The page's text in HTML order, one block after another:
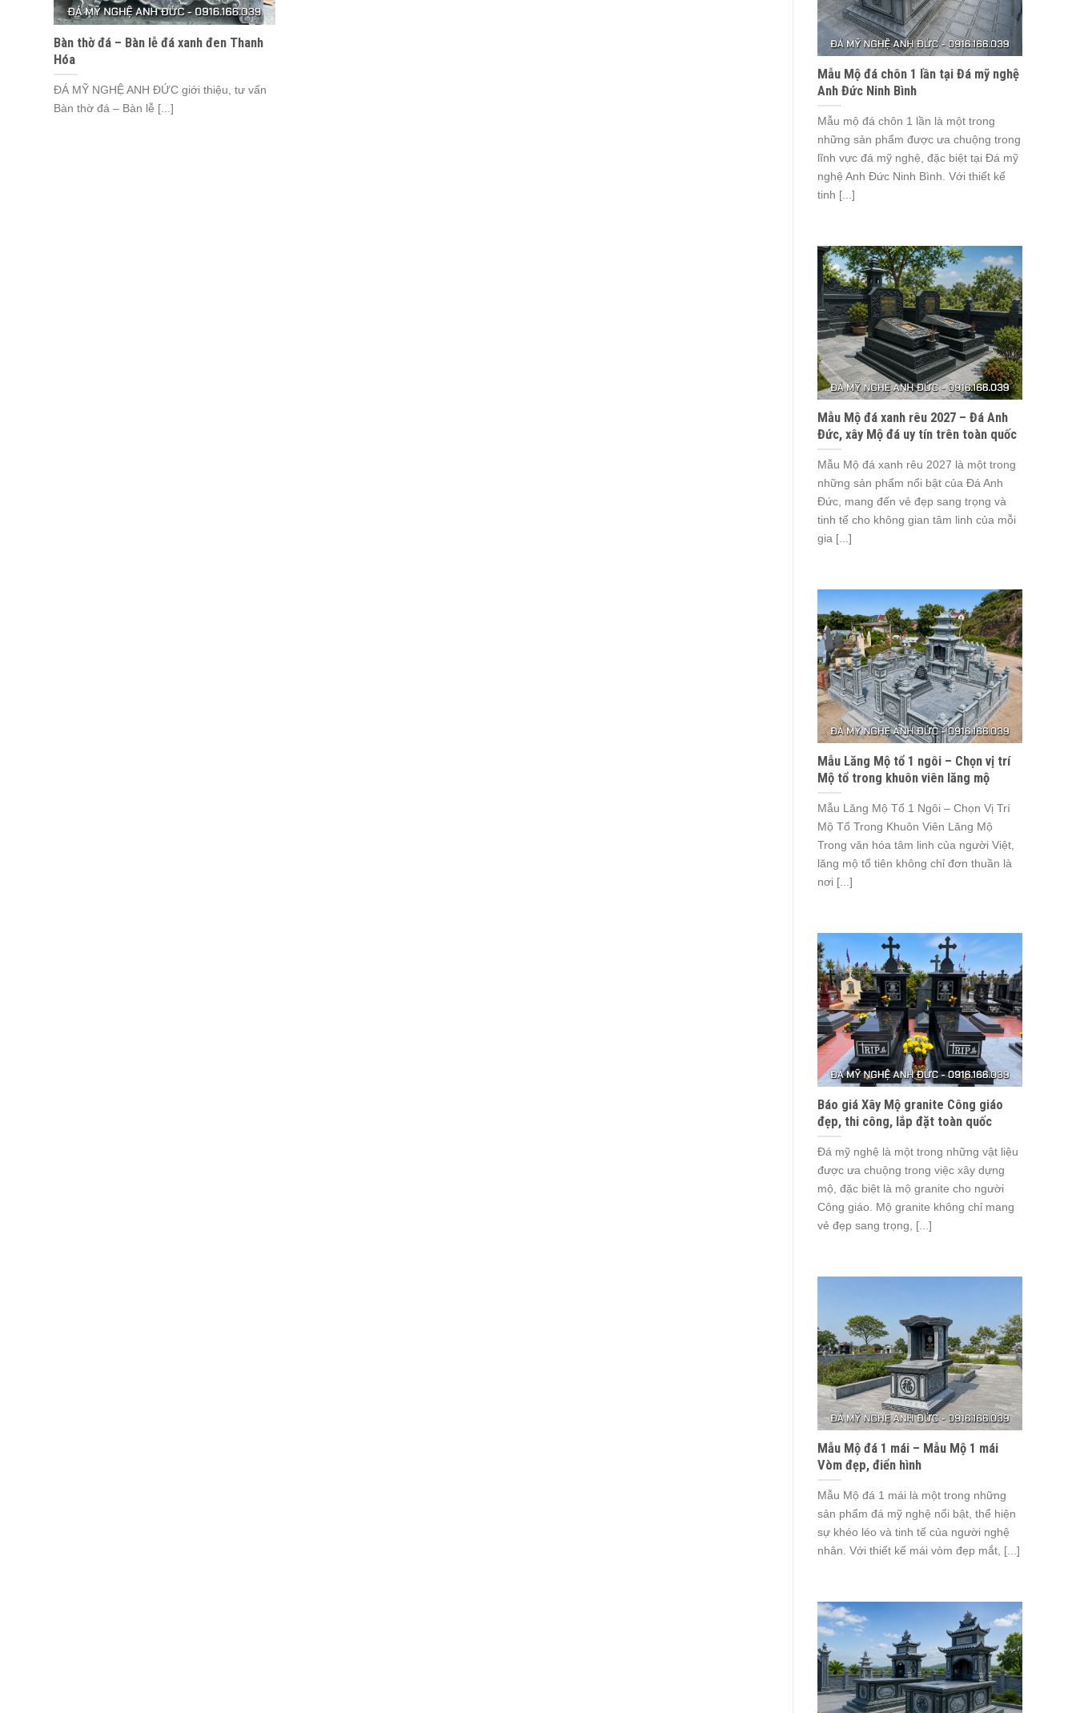
Bàn thờ đá – Bàn lễ đá xanh đen Thanh
Hóa
ĐÁ MỸ NGHỆ ANH ĐỨC giới thiệu, tư vấn
Bàn thờ đá – Bàn lễ [...]
Mẫu Mộ đá chôn 1 lần tại Đá mỹ nghệ
Anh Đức Ninh Bình
Mẫu mộ đá chôn 1 lần là một trong
những sản phẩm được ưa chuộng trong
lĩnh vực đá mỹ nghệ, đặc biệt tại Đá mỹ
nghệ Anh Đức Ninh Bình. Với thiết kế
tinh [...]
Mẫu Mộ đá xanh rêu 2027 – Đá Anh
Đức, xây Mộ đá uy tín trên toàn quốc
Mẫu Mộ đá xanh rêu 2027 là một trong
những sản phẩm nổi bật của Đá Anh
Đức, mang đến vẻ đẹp sang trọng và
tinh tế cho không gian tâm linh của mỗi
gia [...]
Mẫu Lăng Mộ tổ 1 ngôi – Chọn vị trí
Mộ tổ trong khuôn viên lăng mộ
Mẫu Lăng Mộ Tổ 1 Ngôi – Chọn Vị Trí
Mộ Tổ Trong Khuôn Viên Lăng Mộ
Trong văn hóa tâm linh của người Việt,
lăng mộ tổ tiên không chỉ đơn thuần là
nơi [...]
Báo giá Xây Mộ granite Công giáo
đẹp, thi công, lắp đặt toàn quốc
Đá mỹ nghệ là một trong những vật liệu
được ưa chuộng trong việc xây dựng
mộ, đặc biệt là mộ granite cho người
Công giáo. Mộ granite không chỉ mang
vẻ đẹp sang trọng, [...]
Mẫu Mộ đá 1 mái – Mẫu Mộ 1 mái
Vòm đẹp, điển hình
Mẫu Mộ đá 1 mái là một trong những
sản phẩm đá mỹ nghệ nổi bật, thể hiện
sự khéo léo và tinh tế của người nghệ
nhân. Với thiết kế mái vòm đẹp mắt, [...]